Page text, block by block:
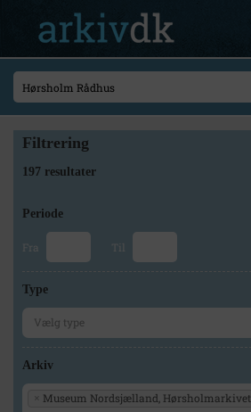
Filtrering
197 resultater
Periode
Fra Til
Type
Arkiv
× Museum Nordsjælland, Hørsholmarkivet